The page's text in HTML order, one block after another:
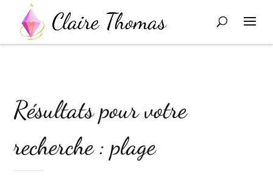
Résultats pour votre
recherche : plage